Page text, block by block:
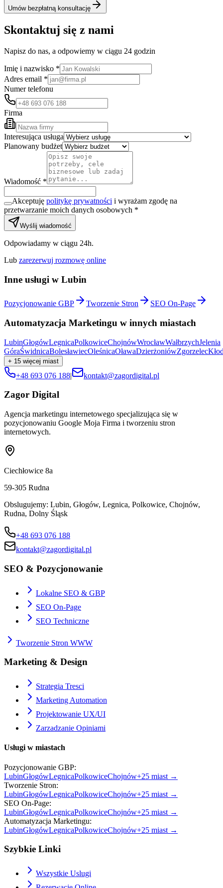
Umów bezpłatną konsultację
Skontaktuj się z nami
Napisz do nas, a odpowiemy w ciągu 24 godzin
Imię i nazwisko *
Adres email *
Numer telefonu
Firma
Interesująca usługa
Planowany budżet
Wiadomość *
Akceptuję politykę prywatności i wyrażam zgodę na
przetwarzanie moich danych osobowych *
Wyślij wiadomość
Odpowiadamy w ciągu 24h.
Lub zarezerwuj rozmowę online
Inne usługi w Lubin
Pozycjonowanie GBP Tworzenie Stron SEO On-Page
Automatyzacja Marketingu w innych miastach
LubinGłogówLegnicaPolkowiceChojnówWrocławWałbrzychJelenia
GóraŚwidnicaBolesławiecOleśnicaOławaDzierżoniówZgorzelec
+ 15 więcej miast
+48 693 076 188| kontakt@zagordigital.pl
Zagor Digital
Agencja marketingu internetowego specjalizująca się w
pozycjonowaniu Google Moja Firma i tworzeniu stron
internetowych.
Ciechłowice 8a
59-305 Rudna
Obslugujemy: Lubin, Głogów, Legnica, Polkowice, Chojnów,
Rudna, Dolny Śląsk
+48 693 076 188
kontakt@zagordigital.pl
SEO & Pozycjonowanie
Lokalne SEO & GBP
SEO On-Page
SEO Techniczne
Tworzenie Stron WWW
Marketing & Design
Strategia Tresci
Marketing Automation
Projektowanie UX/UI
Zarzadzanie Opiniami
Usługi w miastach
Pozycjonowanie GBP:
LubinGłogówLegnicaPolkowiceChojnów+25 miast →
Tworzenie Stron:
LubinGłogówLegnicaPolkowiceChojnów+25 miast →
SEO On-Page:
LubinGłogówLegnicaPolkowiceChojnów+25 miast →
Automatyzacja Marketingu:
LubinGłogówLegnicaPolkowiceChojnów+25 miast →
Szybkie Linki
Wszystkie Uslugi